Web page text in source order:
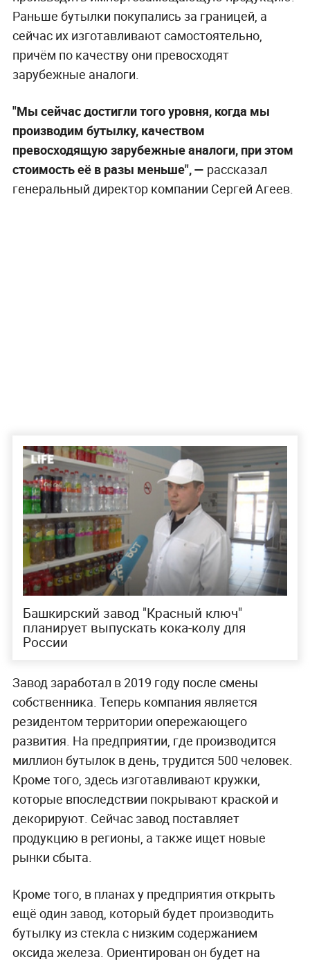
Раньше бутылки покупались за границей, а
сейчас их изготавливают самостоятельно,
причём по качеству они превосходят
зарубежные аналоги.
"Мы сейчас достигли того уровня, когда мы
производим бутылку, качеством
превосходящую зарубежные аналоги, при этом
стоимость её в разы меньше", — рассказал
генеральный директор компании Сергей Агеев.
Башкирский завод "Красный ключ"
планирует выпускать кока-колу для
России
Завод заработал в 2019 году после смены
собственника. Теперь компания является
резидентом территории опережающего
развития. На предприятии, где производится
миллион бутылок в день, трудится 500 человек.
Кроме того, здесь изготавливают кружки,
которые впоследствии покрывают краской и
декорируют. Сейчас завод поставляет
продукцию в регионы, а также ищет новые
рынки сбыта.
Кроме того, в планах у предприятия открыть
ещё один завод, который будет производить
бутылку из стекла с низким содержанием
оксида железа. Ориентирован он будет на